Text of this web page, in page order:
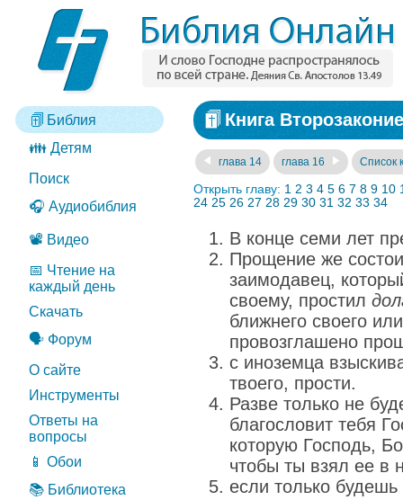
Библия
👪 Детям
Поиск
🎧 Аудиобиблия
📽️ Видео
📅 Чтение на
каждый день
Скачать
🗣️ Форум
О сайте
Инструменты
Ответы на
вопросы
📱 Обои
📚 Библиотека
Книга
глава 14 глава 16 Список
Открыть главу: 1 2 3 4 5 6 7 8 9 10
24 25 26 27 28 29 30 31 32 33 34
В конце семи лет
Прощение же
заимодавец,
своему, простил
ближнего своего
провозглашено
с иноземца
твоего, прости.
Разве только не
благословит тебя
которую Господь,
чтобы ты взял ее в
если только